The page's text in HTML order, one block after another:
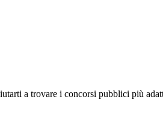
a trovare i concorsi pubblici più